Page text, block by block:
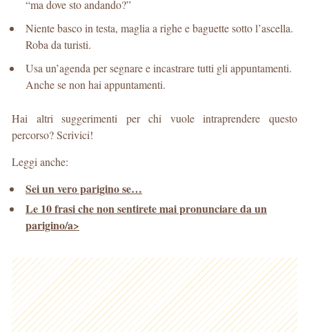
“ma dove sto andando?”
Niente basco in testa, maglia a righe e baguette sotto l’ascella.
Roba da turisti.
Usa un’agenda per segnare e incastrare tutti gli appuntamenti.
Anche se non hai appuntamenti.
Hai altri suggerimenti per chi vuole intraprendere questo
percorso? Scrivici!
Leggi anche:
Sei un vero parigino se…
Le 10 frasi che non sentirete mai pronunciare da un
parigino/a>